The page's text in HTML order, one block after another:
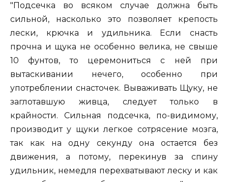
"Подсечка во всяком случае должна быть
сильной, насколько это позволяет крепость
лески, крючка и удильника. Если снасть
прочна и щука не особенно велика, не свыше
10 фунтов, то церемониться с ней при
вытаскивании нечего, особенно при
употреблении снасточек. Вываживать Щуку, не
заглотавшую живца, следует только в
крайности. Сильная подсечка, по-видимому,
производит у щуки легкое сотрясение мозга,
так как на одну секунду она остается без
движения, а потому, перекинув за спину
удильник, немедля перехватывают леску и как